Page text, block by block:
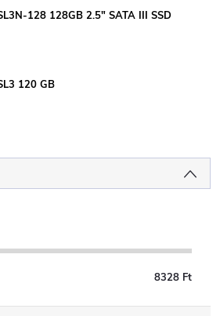
128 128GB 2.5" SATA III SSD
120 GB
8328 Ft